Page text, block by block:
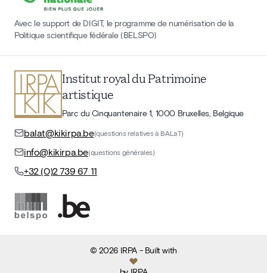
Avec le support de DIGIT, le programme de numérisation de la
Politique scientifique fédérale (BELSPO)
Institut royal du Patrimoine
artistique
Parc du Cinquantenaire 1, 1000 Bruxelles, Belgique
balat@kikirpa.be(questions relatives à BALaT)
info@kikirpa.be(questions générales)
+32 (0)2 739 67 11
©2026 IRPA- Built with